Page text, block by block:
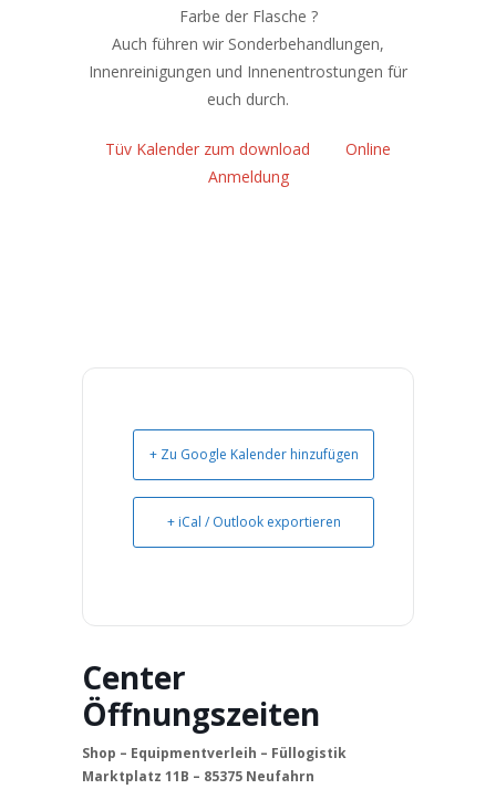
Farbe der Flasche ?
Auch führen wir Sonderbehandlungen,
Innenreinigungen und Innenentrostungen für
euch durch.
Tüv Kalender zum download
Online
Anmeldung
+ Zu Google Kalender hinzufügen
+ iCal / Outlook exportieren
Center
Öffnungszeiten
Shop – Equipmentverleih – Füllogistik
Marktplatz 11B – 85375 Neufahrn